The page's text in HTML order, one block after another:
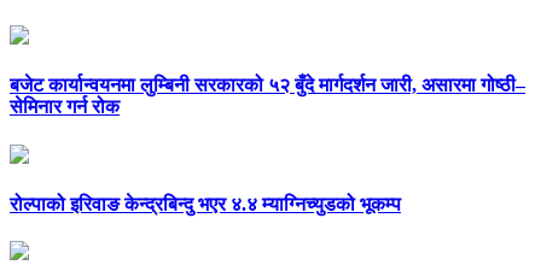
बजेट कार्यान्वयनमा लुम्बिनी सरकारको ५२ बुँदे मार्गदर्शन जारी, असारमा गोष्ठी–
सेमिनार गर्न रोक
रोल्पाको इरिवाङ केन्द्रबिन्दु भएर ४.४ म्याग्निच्युडको भूकम्प